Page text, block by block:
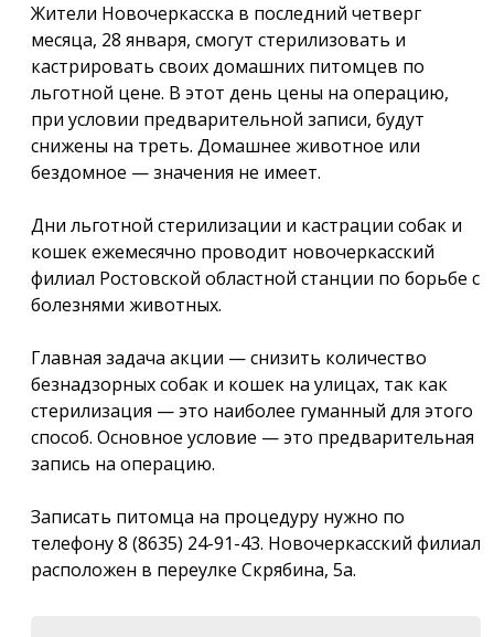
Жители Новочеркасска в последний четверг
месяца, 28 января, смогут стерилизовать и
кастрировать своих домашних питомцев по
льготной цене. В этот день цены на операцию,
при условии предварительной записи, будут
снижены на треть. Домашнее животное или
бездомное — значения не имеет.
Дни льготной стерилизации и кастрации собак и
кошек ежемесячно проводит новочеркасский
филиал Ростовской областной станции по борьбе с
болезнями животных.
Главная задача акции — снизить количество
безнадзорных собак и кошек на улицах, так как
стерилизация — это наиболее гуманный для этого
способ. Основное условие — это предварительная
запись на операцию.
Записать питомца на процедуру нужно по
телефону 8 (8635) 24-91-43. Новочеркасский филиал
расположен в переулке Скрябина, 5а.